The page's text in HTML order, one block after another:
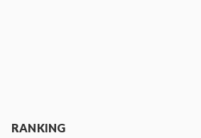
RANKING